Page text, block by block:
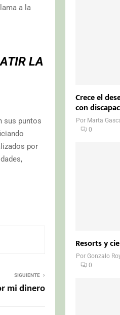
a la
LA
sus puntos
por
SIGUIENTE
mi dinero
Crece el
con
Por Marta
0
Resorts y
PorGonzalo
0